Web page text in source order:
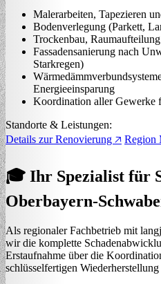
Malerarbeiten, Tapezieren
Bodenverlegung (Parkett,
Trockenbau,
Fassadensanierung nach
Starkregen)
Energieeinsparung
Koordination aller Gewerke
Standorte & Leistungen:
Details zur Renovierung 🡥 Region
🎓 Ihr Spezialist für
Oberbayern-
Als regionaler Fachbetrieb mit
wir die komplette
Erstaufnahme über die
schlüsselfertigen